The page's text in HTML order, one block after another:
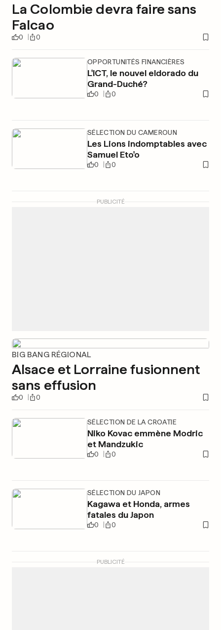
La Colombie devra faire sans
Falcao
0 0
OPPORTUNITÉS FINANCIÈRES
L'ICT, le nouvel eldorado du
Grand-Duché?
0 0
SÉLECTION DU CAMEROUN
Les Lions indomptables avec
Samuel Eto'o
0 0
PUBLICITÉ
BIG BANG RÉGIONAL
Alsace et Lorraine fusionnent
sans effusion
0 0
SÉLECTION DE LA CROATIE
Niko Kovac emmène Modric
et Mandzukic
0 0
SÉLECTION DU JAPON
Kagawa et Honda, armes
fatales du Japon
0 0
PUBLICITÉ